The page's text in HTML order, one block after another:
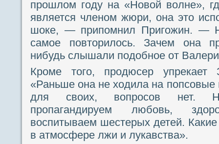
прошлом году на «Новой волне»,
является членом жюри, она это
шоке, — припомнил Пригожин. —
самое повторилось. Зачем она
нибудь слышали подобное от
Кроме того, продюсер упрекает
«Раньше она не ходила на попсовые
для своих, вопросов нет.
пропагандируем любовь,
воспитываем шестерых детей.
в атмосфере лжи и лукавства».